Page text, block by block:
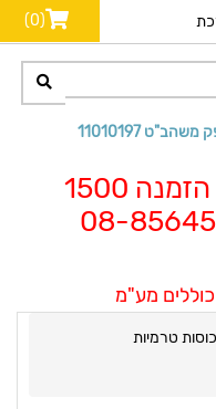
(0)
11010197
שים לב! מינימום הזמנה 1500
מע"מ
טרמיות